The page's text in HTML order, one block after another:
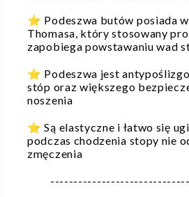
⭐️ Podeszwa butów posiada
Thomasa, który stosowany
zapobiega powstawaniu wad
⭐️ Podeszwa jest
stóp oraz większego
noszenia
⭐️ Są elastyczne i łatwo się
podczas chodzenia stopy nie
zmęczenia